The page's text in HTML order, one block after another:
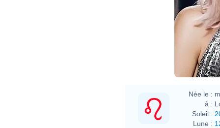
Née le :
à :
Soleil :
Lune :